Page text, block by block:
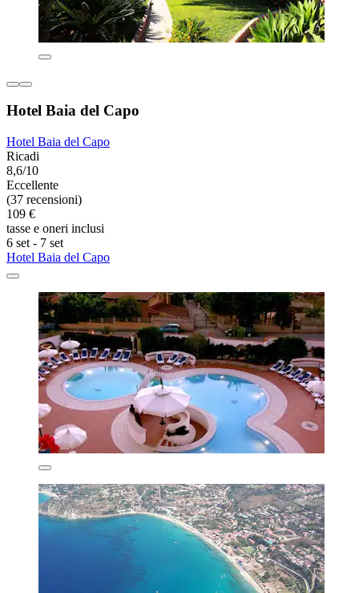
Hotel Baia del Capo
Hotel Baia del Capo
Ricadi
8,6/10
Eccellente
(37 recensioni)
109 €
tasse e oneri inclusi
6 set - 7 set
Hotel Baia del Capo